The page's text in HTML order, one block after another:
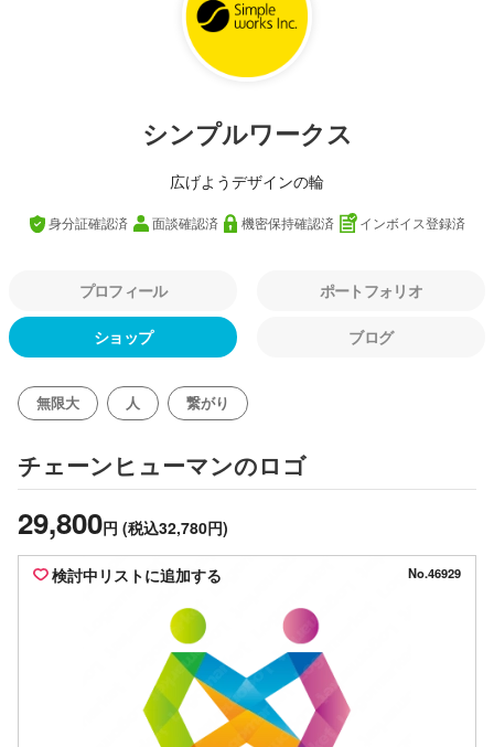
シンプルワークス
広げようデザインの輪
身分証確認済 面談確認済 機密保持確認済 インボイス登録済
プロフィール ポートフォリオ
ショップ ブログ
無限大 人 繋がり
チェーンヒューマンのロゴ
29,800円 (税込32,780円)
検討中リストに追加する No.46929